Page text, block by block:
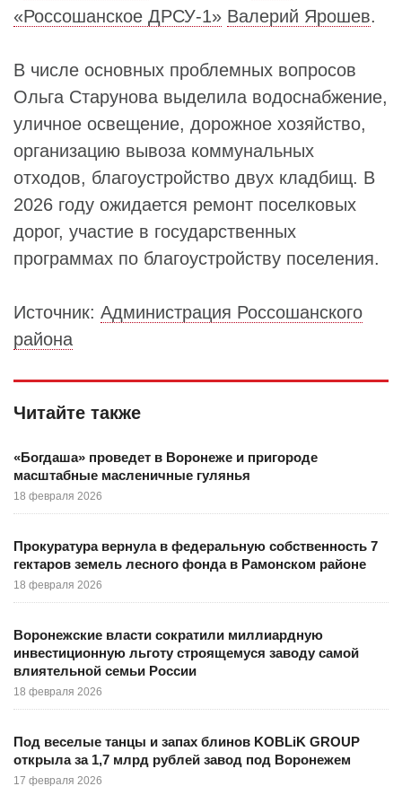
«Россошанское ДРСУ-1» Валерий Ярошев.
В числе основных проблемных вопросов
Ольга Старунова выделила водоснабжение,
уличное освещение, дорожное хозяйство,
организацию вывоза коммунальных
отходов, благоустройство двух кладбищ. В
2026 году ожидается ремонт поселковых
дорог, участие в государственных
программах по благоустройству поселения.
Источник: Администрация Россошанского
района
Читайте также
«Богдаша» проведет в Воронеже и пригороде
масштабные масленичные гулянья
18 февраля 2026
Прокуратура вернула в федеральную собственность 7
гектаров земель лесного фонда в Рамонском районе
18 февраля 2026
Воронежские власти сократили миллиардную
инвестиционную льготу строящемуся заводу самой
влиятельной семьи России
18 февраля 2026
Под веселые танцы и запах блинов KOBLiK GROUP
открыла за 1,7 млрд рублей завод под Воронежем
17 февраля 2026